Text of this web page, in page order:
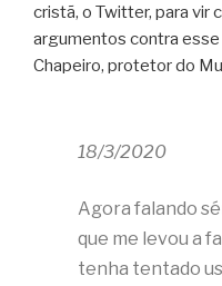
cristã, o Twitter, para vir
argumentos contra
Chapeiro, protetor do
18/3/2020
Agora falando
que me levou a
tenha tentado